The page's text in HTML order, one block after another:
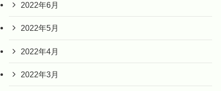
2022年6月
2022年5月
2022年4月
2022年3月